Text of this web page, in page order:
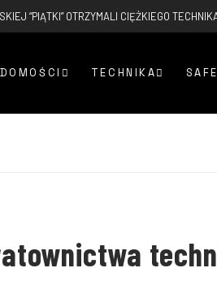
“PIĄTKI” OTRZYMALI CIĘŻKIEGO
TECHNIKA